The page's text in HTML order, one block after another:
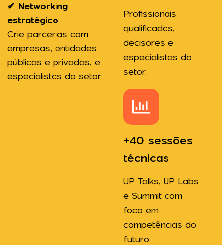
Profissionais
qualificados,
decisores e
especialistas do
setor.
+40 sessões
técnicas
UP Talks, UP Labs
e Summit com
foco em
competências do
futuro.
✔ Networking
estratégico
Crie parcerias com
empresas, entidades
públicas e privadas, e
especialistas do setor.